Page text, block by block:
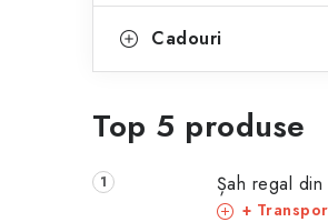
Cadouri
Top 5 produse
Șah regal din
+